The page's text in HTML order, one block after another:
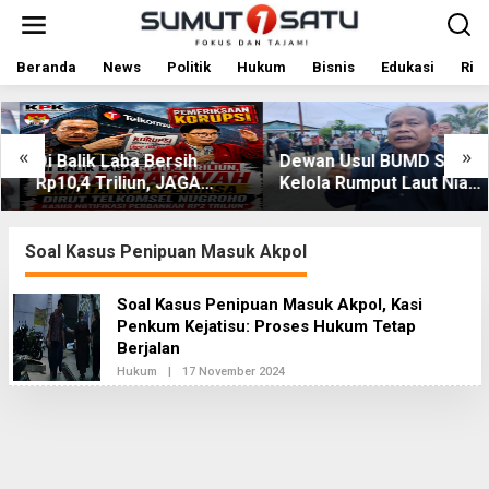
t
i
k
o
n
Beranda News Politik Hukum Bisnis Edukasi
« »
Di Balik Laba Bersih
Rp10,4 Triliun, JAGA
MARWAH Desak KPK
Nugroho Terkait Dugaan
Kasus Notifikasi
Perbankan
Dewan Usul BUMD Sumut
Kelola Rumput Laut Nias
Utara dari Hulu ke Hilir
Soal Kasus Penipuan Masuk Akpol
Soal Kasus Penipuan Masuk Akpol, Kasi
Penkum Kejatisu: Proses Hukum Tetap
Berjalan
Hukum | 17 November 2024O
L